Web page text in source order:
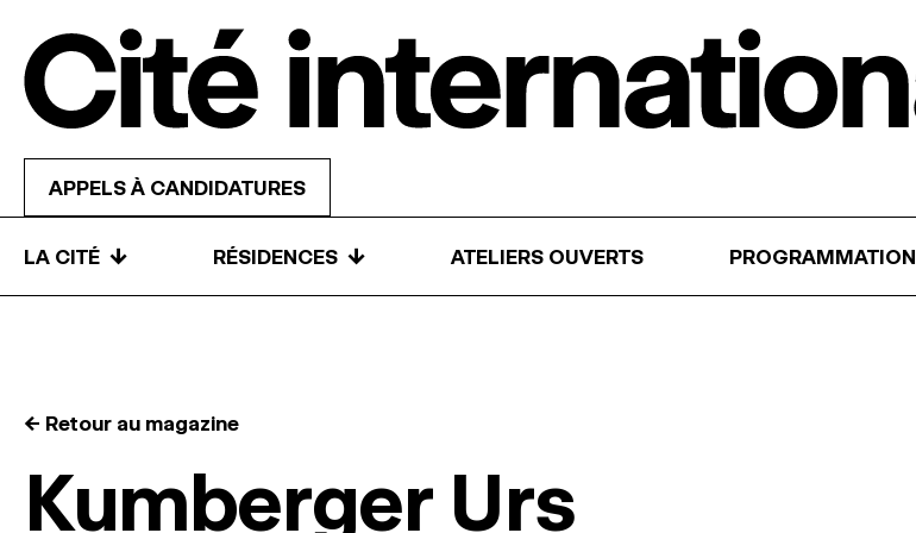
APPELS À CANDIDATURES
LA CITÉ ↓ RÉSIDENCES ↓ ATELIERS OUVERTS PROGRAMMATION
← Retour au magazine
Kumberger Urs